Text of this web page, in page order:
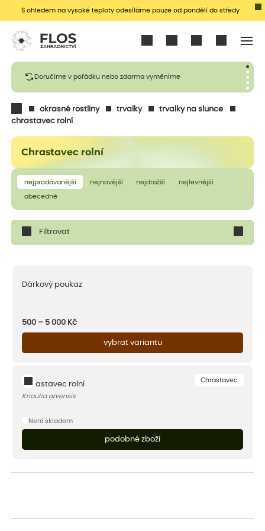
S ohledem na vysoké teploty odesíláme pouze od pondělí do středy
Doručíme v pořádku nebo zdarma vyměníme
okrasné rostliny trvalky
trvalky na slunce
chrastavec rolní
Chrastavec rolní
nejprodávanější nejnovější nejdražší nejlevnější
abecedně
Filtrovat
Dárkový poukaz
500 – 5 000 Kč
vybrat variantu
Chrastavec
Chrastavec rolní
Knautia arvensis
Není skladem
podobné zboží